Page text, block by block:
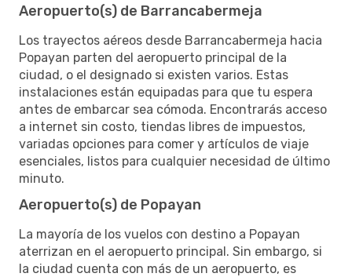
Aeropuerto(s) de Barrancabermeja
Los trayectos aéreos desde Barrancabermeja hacia
Popayan parten del aeropuerto principal de la
ciudad, o el designado si existen varios. Estas
instalaciones están equipadas para que tu espera
antes de embarcar sea cómoda. Encontrarás acceso
a internet sin costo, tiendas libres de impuestos,
variadas opciones para comer y artículos de viaje
esenciales, listos para cualquier necesidad de último
minuto.
Aeropuerto(s) de Popayan
La mayoría de los vuelos con destino a Popayan
aterrizan en el aeropuerto principal. Sin embargo, si
la ciudad cuenta con más de un aeropuerto, es